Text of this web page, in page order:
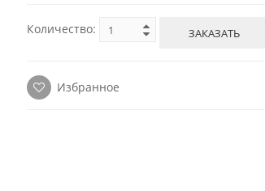
Количество: ЗАКАЗАТЬ
Избранное